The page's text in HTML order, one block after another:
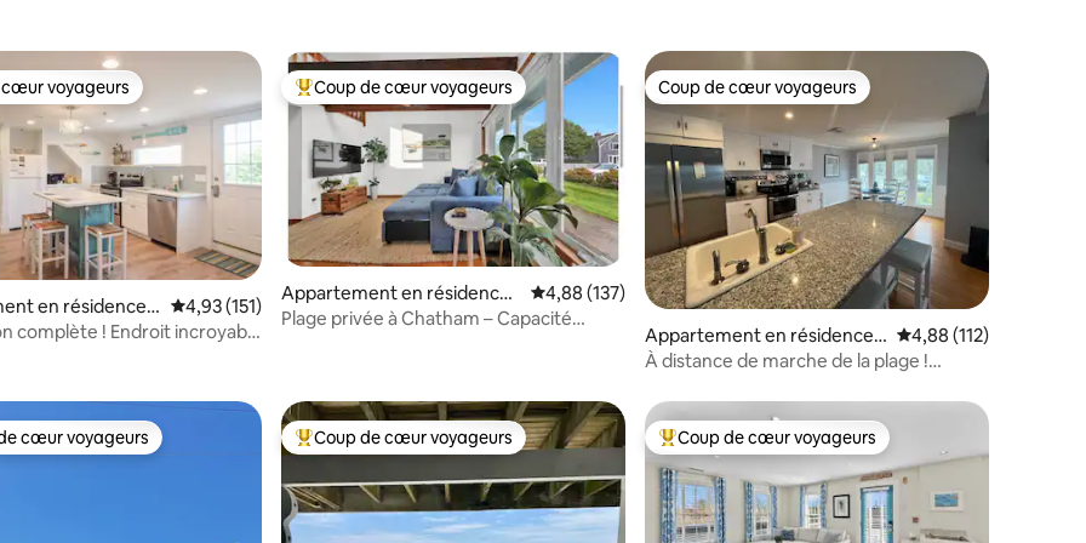
base de 114 commentaires : 4,99 sur 5
cœur voyageurs
voyageurs
en résidence ⋅
Évaluation moyenne sur la base de 151 commentaires : 4,93 sur 5
4,93 (151)
complète ! Endroit incroyable
Coups de cœur voyageurs les plus appréciés
Coup de cœur voyageurs
Appartement en résidence ⋅
Chatham
Évaluation moyenne sur la base de 137 commentaires : 4,88 sur 5
4,88 (137)
Plage privée à Chatham – Capacité
Coup de cœur voyageurs
Coup de cœur voyageurs
Appartement en résidence ⋅
Chatham
Évaluation moyenne
4,88 (112)
À distance de marche de la plage !
CBI !
cœur voyageurs les plus appréciés
cœur voyageurs Coups de cœur voyageurs les plus appréciés
Coup de cœur voyageurs Coups de cœur voyageurs les plus appréciés
Coup de cœur voyageurs